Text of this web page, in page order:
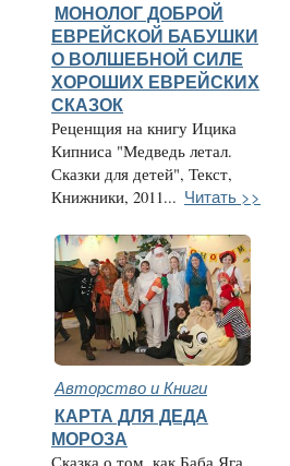
МОНОЛОГ ДОБРОЙ
ЕВРЕЙСКОЙ БАБУШКИ
О ВОЛШЕБНОЙ СИЛЕ
ХОРОШИХ ЕВРЕЙСКИХ
СКАЗОК
Реценщия на книгу Ицика
Кипниса "Медведь летал.
Сказки для детей", Текст,
Книжники, 2011... Читать >>
Авторство и Книги
КАРТА ДЛЯ ДЕДА
МОРОЗА